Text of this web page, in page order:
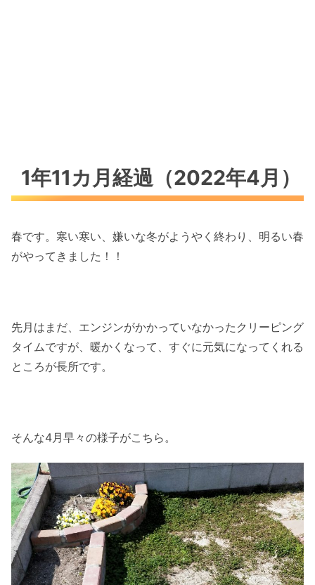
1年11カ月経過（2022年4月）
春です。寒い寒い、嫌いな冬がようやく終わり、明るい春
がやってきました！！
先月はまだ、エンジンがかかっていなかったクリーピング
タイムですが、暖かくなって、すぐに元気になってくれる
ところが長所です。
そんな4月早々の様子がこちら。